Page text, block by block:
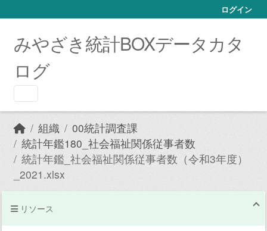
ログイン
みやざき統計BOXデータカタ
ログ
組織
00統計調査課
統計年鑑180_社会福祉関係従事者数
統計年鑑_社会福祉関係従事者数（令和3年度）
_2021.xlsx
リソース